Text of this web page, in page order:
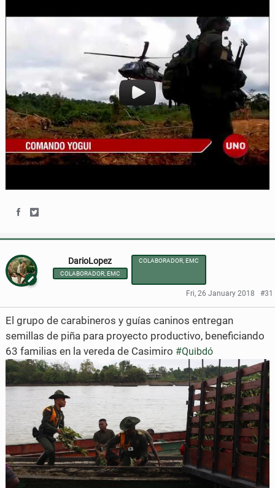
a
o
o
k
w
e
r
h
a
r
e
o
n
F
e
b
o
h
a
r
e
o
n
T
w
t
t
e
DarioLopez
COLABORADOR, EMC
COLABORADOR, EMC
Fri, 26 January 2018 #31
El grupo de carabineros y guías caninos entregan
semillas de piña para proyecto productivo, beneficiando
63 familias en la vereda de Casimiro #Quibdó